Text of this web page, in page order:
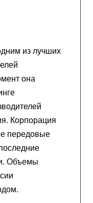
из лучших
она
Корпорация
передовые
Объемы